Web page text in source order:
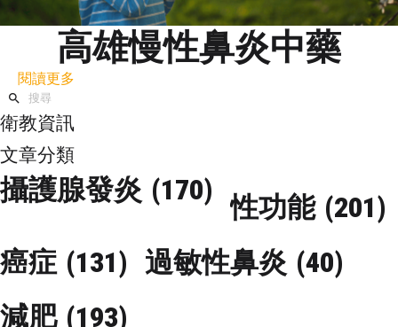
高雄慢性鼻炎中藥
閱讀更多
衛教資訊
文章分類
攝護腺發炎 (170)
性功能 (201)
癌症 (131) 過敏性鼻炎 (40)
減肥 (193)